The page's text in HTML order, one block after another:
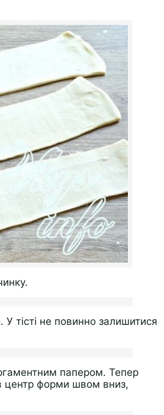
тісті не повинно залишитися
папером. Тепер
в центр форми швом вниз,